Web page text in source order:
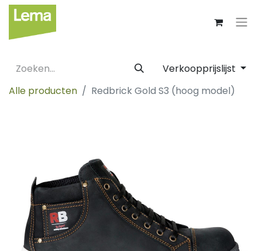
Verkoopprijslijst
Alle producten
Redbrick Gold S3 (hoog model)